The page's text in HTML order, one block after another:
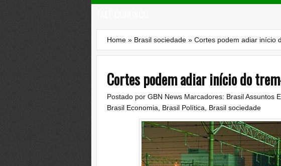
Home » Brasil sociedade » Cortes podem adiar início
Cortes podem adiar início do
Postado por GBN News Marcadores: Brasil Assuntos
Brasil Economia
Brasil Política Brasil sociedade